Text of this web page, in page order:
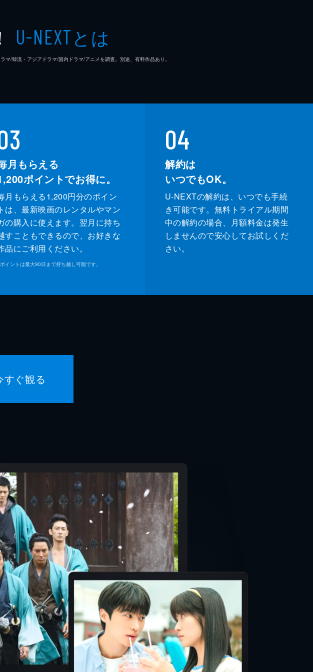
U-NEXTとは
/韓流・アジアドラマ/国内ドラマ/アニメを調査。別途、有料作品あり。
月もらえる
ポイントでお得に。
月もらえる1,200円分のポイン
トは、最新映画のレンタルやマン
の購入に使えます。翌月に持ち
すこともできるので、お好きな
品にご利用ください。
ポイントは最大90日まで持ち越し可能です。
04
解約は
いつでもOK。
U-NEXTの解約は、いつでも手続
き可能です。無料トライアル期間
中の解約の場合、月額料金は発生
しませんので安心してお試しくだ
さい。
すぐ観る